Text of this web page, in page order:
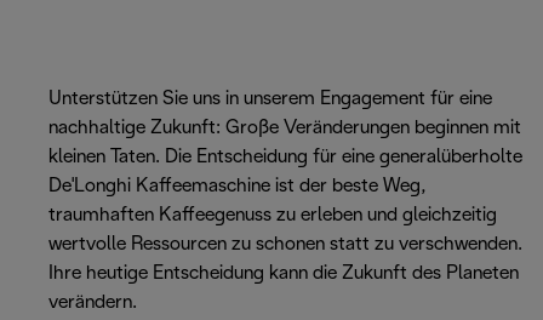
Unterstützen Sie uns in unserem Engagement für eine
nachhaltige Zukunft: Große Veränderungen beginnen mit
kleinen Taten. Die Entscheidung für eine generalüberholte
De'Longhi Kaffeemaschine ist der beste Weg,
traumhaften Kaffeegenuss zu erleben und gleichzeitig
wertvolle Ressourcen zu schonen statt zu verschwenden.
Ihre heutige Entscheidung kann die Zukunft des Planeten
verändern.